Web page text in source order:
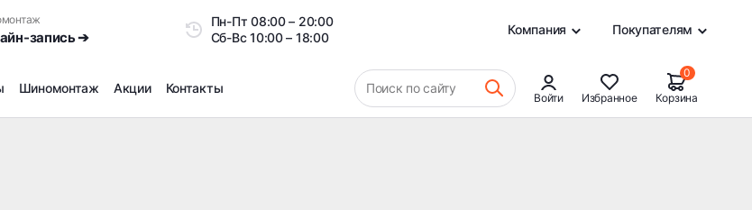
запись ➔
Пн-Пт08:00 – 20:00
Сб-Вс10:00 – 18:00
Компания Покупателям
Шиномонтаж Акции Контакты Поиск по сайту
Войти Избранное
0
Корзина